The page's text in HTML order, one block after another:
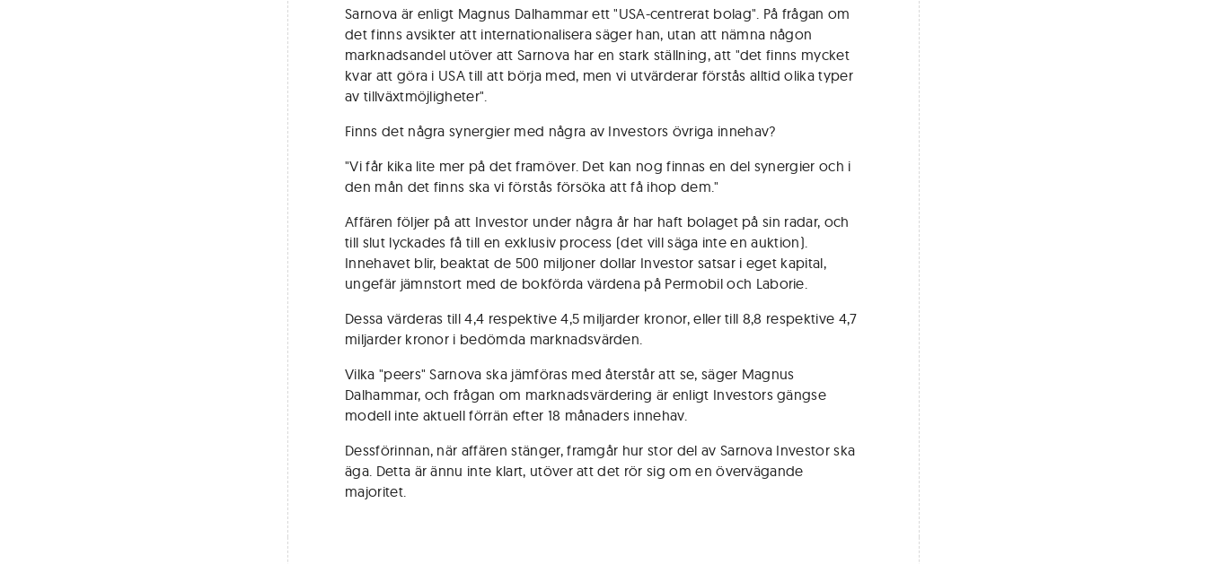
Sarnova är enligt Magnus Dalhammar ett "USA-centrerat bolag". På frågan om
det finns avsikter att internationalisera säger han, utan att nämna någon
marknadsandel utöver att Sarnova har en stark ställning, att "det finns mycket
kvar att göra i USA till att börja med, men vi utvärderar förstås alltid olika typer
av tillväxtmöjligheter".
Finns det några synergier med några av Investors övriga innehav?
"Vi får kika lite mer på det framöver. Det kan nog finnas en del synergier och i
den mån det finns ska vi förstås försöka att få ihop dem."
Affären följer på att Investor under några år har haft bolaget på sin radar, och
till slut lyckades få till en exklusiv process (det vill säga inte en auktion).
Innehavet blir, beaktat de 500 miljoner dollar Investor satsar i eget kapital,
ungefär jämnstort med de bokförda värdena på Permobil och Laborie.
Dessa värderas till 4,4 respektive 4,5 miljarder kronor, eller till 8,8 respektive 4,7
miljarder kronor i bedömda marknadsvärden.
Vilka "peers" Sarnova ska jämföras med återstår att se, säger Magnus
Dalhammar, och frågan om marknadsvärdering är enligt Investors gängse
modell inte aktuell förrän efter 18 månaders innehav.
Dessförinnan, när affären stänger, framgår hur stor del av Sarnova Investor ska
äga. Detta är ännu inte klart, utöver att det rör sig om en övervägande
majoritet.